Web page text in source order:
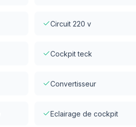
Circuit 220 v
Cockpit teck
Convertisseur
Eclairage de cockpit